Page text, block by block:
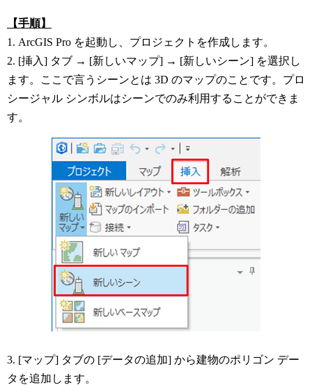
【手順】
1. ArcGIS Pro を起動し、プロジェクトを作成します。
2. [挿入] タブ → [新しいマップ] → [新しいシーン] を選択し
ます。ここで言うシーンとは 3D のマップのことです。プロ
シージャル シンボルはシーンでのみ利用することができま
す。
3. [マップ] タブの [データの追加] から建物のポリゴン デー
タを追加します。